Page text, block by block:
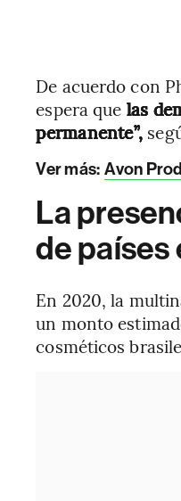
De acuerdo con
espera que las
permanente”,
Ver más: Avon
La
de países
En 2020, la
un monto
cosméticos